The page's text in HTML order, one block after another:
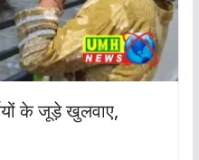
के जूड़े खुलवाए,